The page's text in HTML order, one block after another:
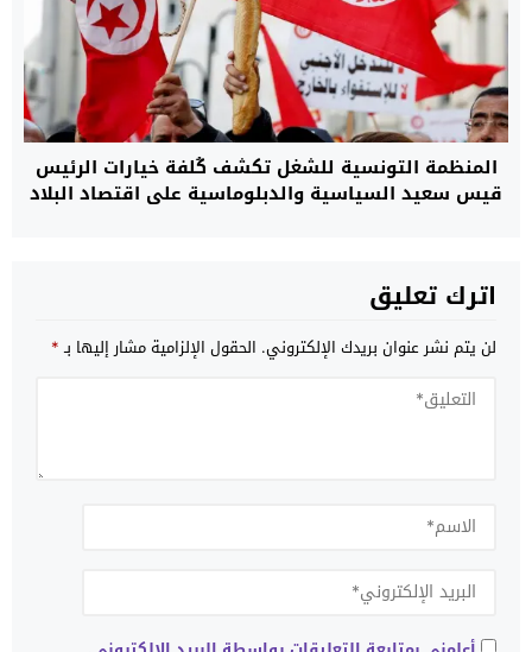
المنظمة التونسية للشغل تكشف كُلفة خيارات الرئيس
قيس سعيد السياسية والدبلوماسية على اقتصاد البلاد
اترك تعليق
لن يتم نشر عنوان بريدك الإلكتروني. الحقول الإلزامية مشار إليها بـ*